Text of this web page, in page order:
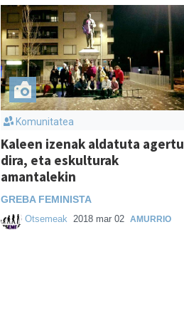
Komunitatea
Kaleen izenak aldatuta agertu
dira, eta eskulturak
amantalekin
GREBA FEMINISTA
Otsemeak 2018 mar 02 AMURRIO